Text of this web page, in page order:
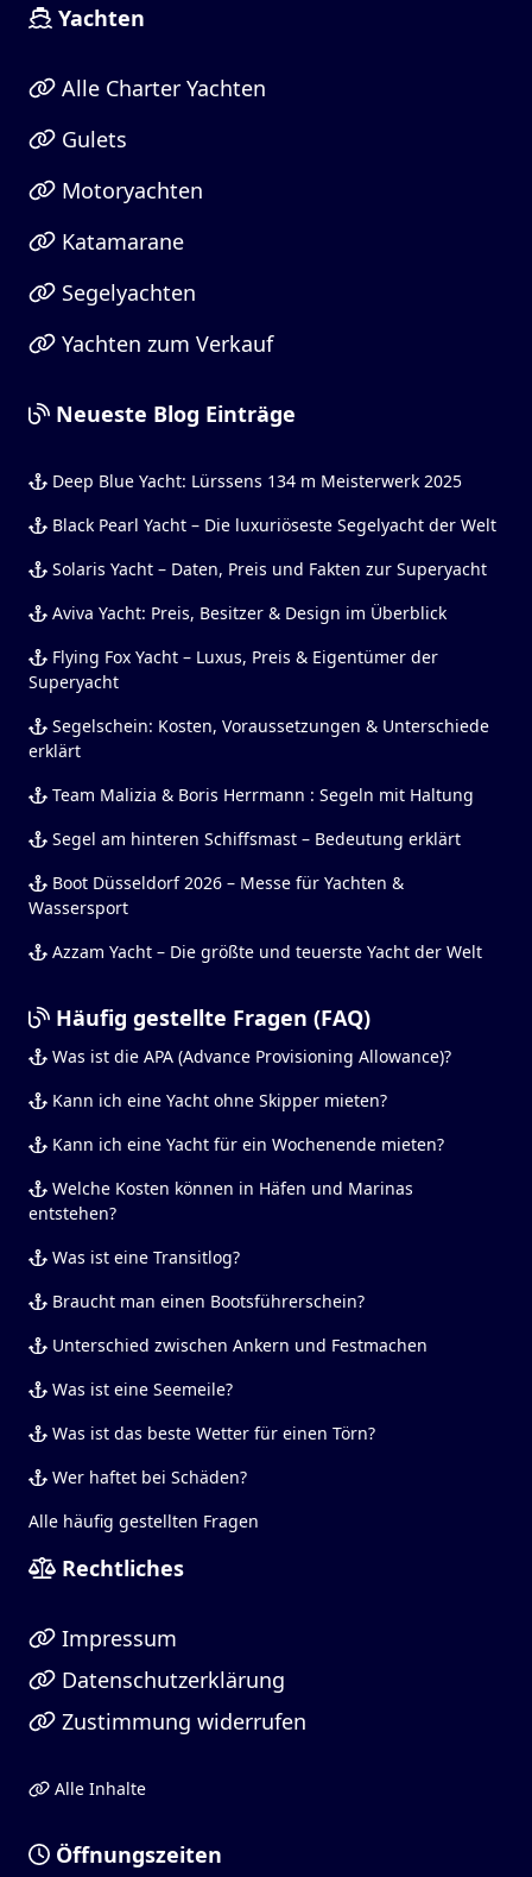
Yachten
Alle Charter Yachten
Gulets
Motoryachten
Katamarane
Segelyachten
Yachten zum Verkauf
Neueste Blog Einträge
Deep Blue Yacht: Lürssens 134 m Meisterwerk 2025
Black Pearl Yacht – Die luxuriöseste Segelyacht der Welt
Solaris Yacht – Daten, Preis und Fakten zur Superyacht
Aviva Yacht: Preis, Besitzer & Design im Überblick
Flying Fox Yacht – Luxus, Preis & Eigentümer der
Superyacht
Segelschein: Kosten, Voraussetzungen & Unterschiede
erklärt
Team Malizia & Boris Herrmann : Segeln mit Haltung
Segel am hinteren Schiffsmast – Bedeutung erklärt
Boot Düsseldorf 2026 – Messe für Yachten &
Wassersport
Azzam Yacht – Die größte und teuerste Yacht der Welt
Häufig gestellte Fragen (FAQ)
Was ist die APA (Advance Provisioning Allowance)?
Kann ich eine Yacht ohne Skipper mieten?
Kann ich eine Yacht für ein Wochenende mieten?
Welche Kosten können in Häfen und Marinas
entstehen?
Was ist eine Transitlog?
Braucht man einen Bootsführerschein?
Unterschied zwischen Ankern und Festmachen
Was ist eine Seemeile?
Was ist das beste Wetter für einen Törn?
Wer haftet bei Schäden?
Alle häufig gestellten Fragen
Rechtliches
Impressum
Datenschutzerklärung
Zustimmung widerrufen
Alle Inhalte
Öffnungszeiten